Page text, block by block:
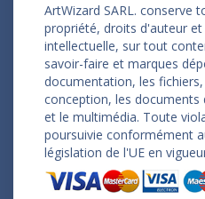
ArtWizard SARL. conserve
propriété, droits d'auteur
intellectuelle, sur tout
savoir-faire et marques
documentation, les
conception, les documents
et le multimédia. Toute
poursuivie conformément
législation de l'UE en